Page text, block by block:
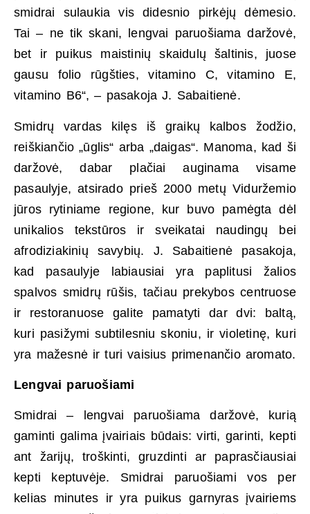
smidrai sulaukia vis didesnio pirkėjų dėmesio.
Tai – ne tik skani, lengvai paruošiama daržovė,
bet ir puikus maistinių skaidulų šaltinis, juose
gausu folio rūgšties, vitamino C, vitamino E,
vitamino B6“, – pasakoja J. Sabaitienė.
Smidrų vardas kilęs iš graikų kalbos žodžio,
reiškiančio „ūglis“ arba „daigas“. Manoma, kad ši
daržovė, dabar plačiai auginama visame
pasaulyje, atsirado prieš 2000 metų Viduržemio
jūros rytiniame regione, kur buvo pamėgta dėl
unikalios tekstūros ir sveikatai naudingų bei
afrodiziakinių savybių. J. Sabaitienė pasakoja,
kad pasaulyje labiausiai yra paplitusi žalios
spalvos smidrų rūšis, tačiau prekybos centruose
ir restoranuose galite pamatyti dar dvi: baltą,
kuri pasižymi subtilesniu skoniu, ir violetinę, kuri
yra mažesnė ir turi vaisius primenančio aromato.
Lengvai paruošiami
Smidrai – lengvai paruošiama daržovė, kurią
gaminti galima įvairiais būdais: virti, garinti, kepti
ant žarijų, troškinti, gruzdinti ar paprasčiausiai
kepti keptuvėje. Smidrai paruošiami vos per
kelias minutes ir yra puikus garnyras įvairiems